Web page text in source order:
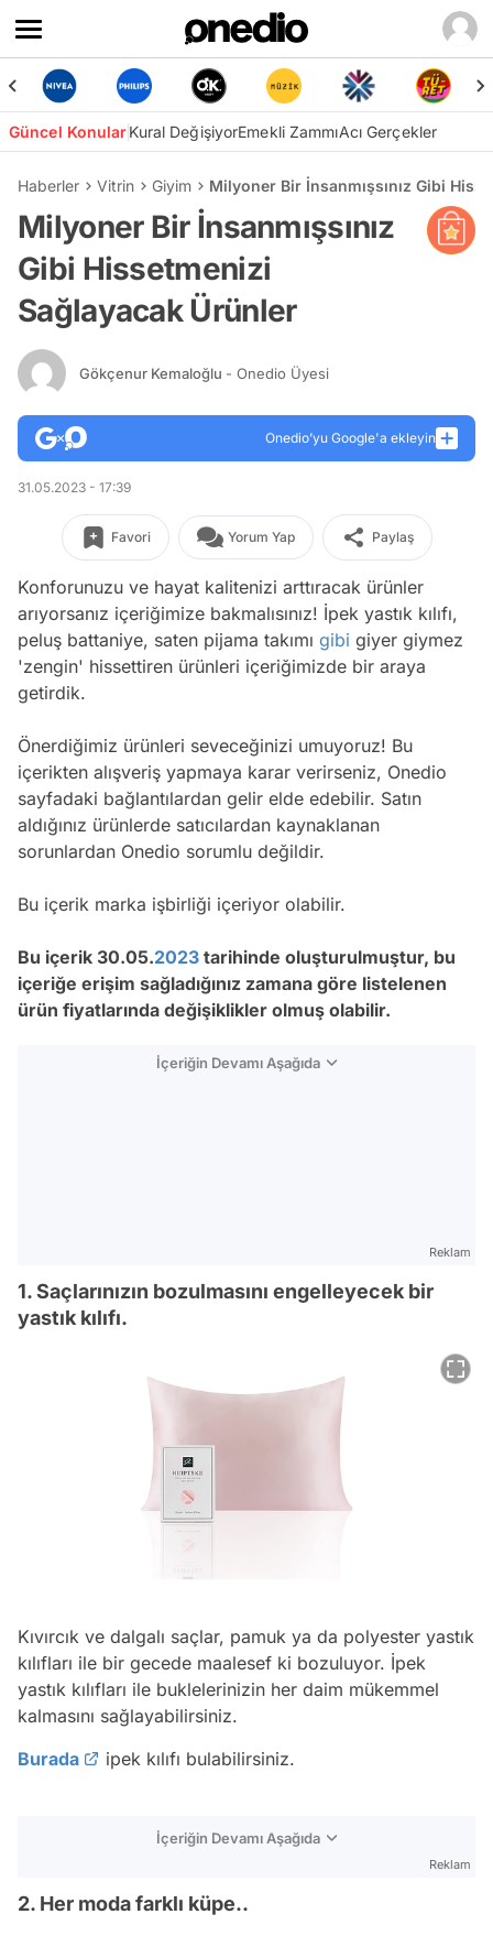
Güncel KonularKural DeğişiyorEmekli ZammıAcı Gerçekler
Haberler Vitrin Giyim Milyoner Bir İnsanmışsınız Gibi
Milyoner Bir İnsanmışsınız
Gibi Hissetmenizi
Sağlayacak Ürünler
Gökçenur Kemaloğlu - Onedio Üyesi
Onedio’yu Google'a ekleyin
31.05.2023 - 17:39
Favori Yorum Yap Paylaş
Konforunuzu ve hayat kalitenizi arttıracak ürünler
arıyorsanız içeriğimize bakmalısınız! İpek yastık kılıfı,
peluş battaniye, saten pijama takımı gibi giyer giymez
'zengin' hissettiren ürünleri içeriğimizde bir araya
getirdik.
Önerdiğimiz ürünleri seveceğinizi umuyoruz! Bu
içerikten alışveriş yapmaya karar verirseniz, Onedio
sayfadaki bağlantılardan gelir elde edebilir. Satın
aldığınız ürünlerde satıcılardan kaynaklanan
sorunlardan Onedio sorumlu değildir.
Bu içerik marka işbirliği içeriyor olabilir.
Bu içerik 30.05.2023 tarihinde oluşturulmuştur, bu
içeriğe erişim sağladığınız zamana göre listelenen
ürün fiyatlarında değişiklikler olmuş olabilir.
İçeriğin Devamı Aşağıda
Reklam
1. Saçlarınızın bozulmasını engelleyecek bir
yastık kılıfı.
Kıvırcık ve dalgalı saçlar, pamuk ya da polyester yastık
kılıfları ile bir gecede maalesef ki bozuluyor. İpek
yastık kılıfları ile buklelerinizin her daim mükemmel
kalmasını sağlayabilirsiniz.
Burada
ipek kılıfı bulabilirsiniz.
İçeriğin Devamı Aşağıda
Reklam
2. Her moda farklı küpe..